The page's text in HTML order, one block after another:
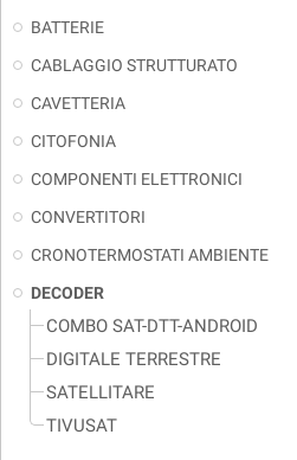
BATTERIE
CABLAGGIO STRUTTURATO
CAVETTERIA
CITOFONIA
COMPONENTI ELETTRONICI
CONVERTITORI
CRONOTERMOSTATI AMBIENTE
DECODER
COMBO SAT-DTT-ANDROID
DIGITALE TERRESTRE
SATELLITARE
TIVUSAT